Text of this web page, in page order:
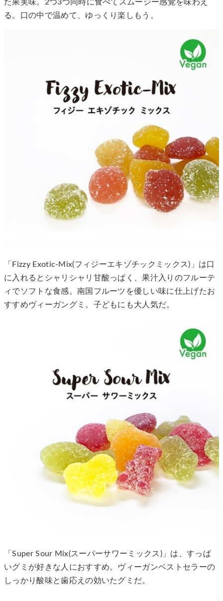
た果実味。2つ3つ同時に食べてスムージー感覚を味わえ
る。口の中で温めて、ゆっくり楽しもう。
「Fizzy Exotic-Mix(フィジーエキゾチックミックス)」は口
に入れるとシャリシャリ甘酸っぱく、果汁入りのフルーテ
ィでソフトな食感。南国フルーツを優しい味に仕上げたお
すすめヴィーガングミ。子どもにも大人気だ。
「Super Sour Mix(スーパーサワーミックス)」は、すっぱ
いグミが好きな人におすすめ。ヴィーガンベストセラーの
しっかり酸味と歯応えの効いたグミだ。